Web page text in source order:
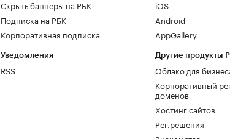
Скрыть баннеры на РБК
Подписка на РБК
Корпоративная подписка
Уведомления
RSS
iOS
Android
AppGallery
Другие продукты
Облако для
Корпоративный
доменов
Хостинг сайтов
Рег.решения